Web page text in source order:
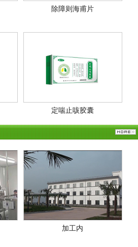
除障则海甫片
定喘止咳胶囊
加工内